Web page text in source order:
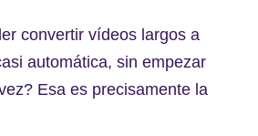
convertir vídeos largos a
automática, sin empezar
Esa es precisamente la